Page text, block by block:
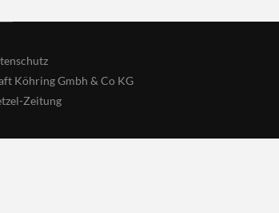
Köhring Gmbh & Co KG
Zeitung